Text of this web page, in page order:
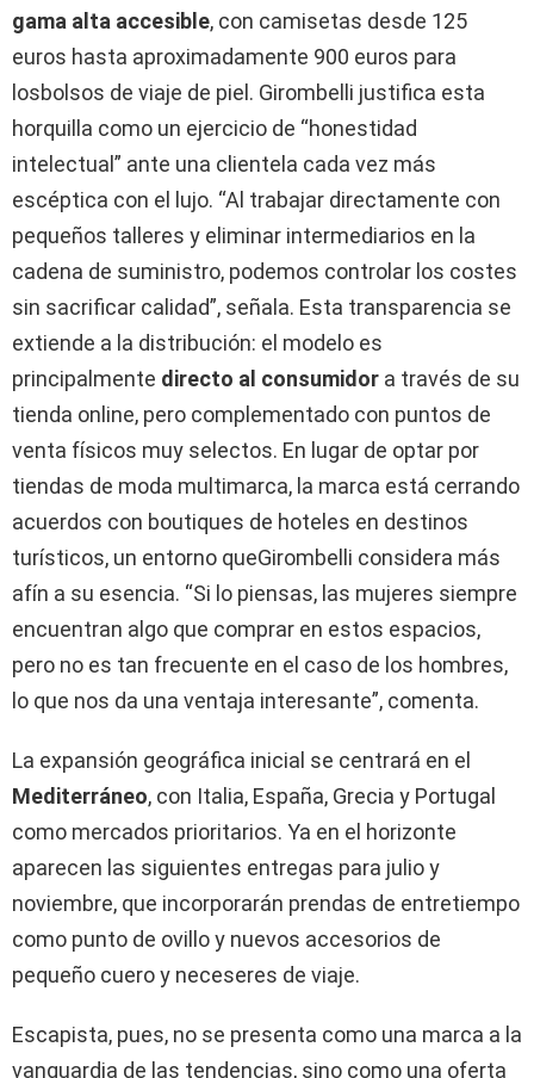
gama alta accesible, con camisetas desde 125
euros hasta aproximadamente 900 euros para
losbolsos de viaje de piel. Girombelli justifica esta
horquilla como un ejercicio de “honestidad
intelectual” ante una clientela cada vez más
escéptica con el lujo. “Al trabajar directamente con
pequeños talleres y eliminar intermediarios en la
cadena de suministro, podemos controlar los costes
sin sacrificar calidad”, señala. Esta transparencia se
extiende a la distribución: el modelo es
principalmente directo al consumidor a través de su
tienda online, pero complementado con puntos de
venta físicos muy selectos. En lugar de optar por
tiendas de moda multimarca, la marca está cerrando
acuerdos con boutiques de hoteles en destinos
turísticos, un entorno queGirombelli considera más
afín a su esencia. “Si lo piensas, las mujeres siempre
encuentran algo que comprar en estos espacios,
pero no es tan frecuente en el caso de los hombres,
lo que nos da una ventaja interesante”, comenta.
La expansión geográfica inicial se centrará en el
Mediterráneo, con Italia, España, Grecia y Portugal
como mercados prioritarios. Ya en el horizonte
aparecen las siguientes entregas para julio y
noviembre, que incorporarán prendas de entretiempo
como punto de ovillo y nuevos accesorios de
pequeño cuero y neceseres de viaje.
Escapista, pues, no se presenta como una marca a la
vanguardia de las tendencias, sino como una oferta